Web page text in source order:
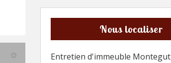
Nous localiser
Entretien d'immeuble Montegut